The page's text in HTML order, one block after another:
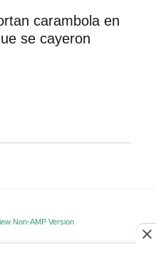
carambola en
se cayeron
Non-AMP Version